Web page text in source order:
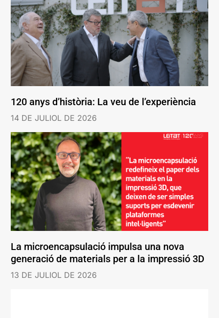
120 anys d’història: La veu de l’experiència
14 DE JULIOL DE 2026
La microencapsulació impulsa una nova
generació de materials per a la impressió 3D
13 DE JULIOL DE 2026